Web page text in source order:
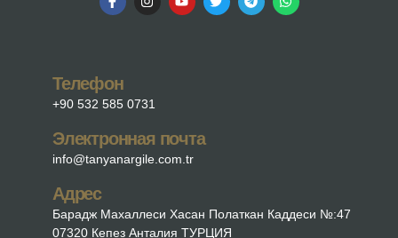
Телефон
+90 532 585 0731
Электронная почта
info@tanyanargile.com.tr
Адрес
Барадж Махаллеси Хасан Полаткан Каддеси №:47
07320 Кепез Анталия ТУРЦИЯ